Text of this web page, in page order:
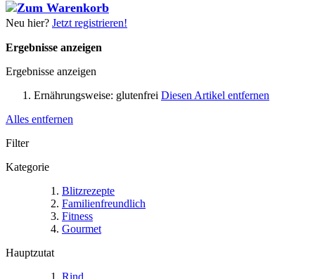
Neu hier? Jetzt registrieren!
Ergebnisse anzeigen
Ergebnisse anzeigen
Ernährungsweise: glutenfrei Diesen Artikel entfernen
Alles entfernen
Filter
Kategorie
Blitzrezepte
Familienfreundlich
Fitness
Gourmet
Hauptzutat